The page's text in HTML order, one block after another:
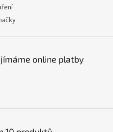
online platby